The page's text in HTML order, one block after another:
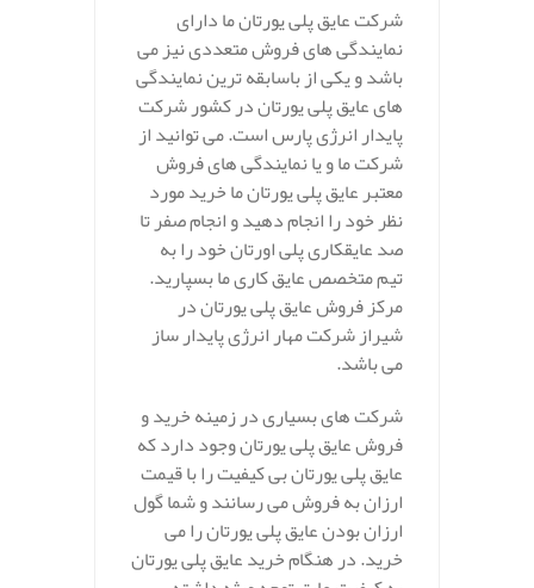
شرکت عایق پلی یورتان ما دارای
نمایندگی های فروش متعددی نیز می
باشد و یکی از باسابقه ترین نمایندگی
های عایق پلی یورتان در کشور شرکت
پایدار انرژی پارس است. می توانید از
شرکت ما و یا نمایندگی های فروش
معتبر عایق پلی یورتان ما خرید مورد
نظر خود را انجام دهید و انجام صفر تا
صد عایقکاری پلی اورتان خود را به
تیم متخصص عایق کاری ما بسپارید.
مرکز فروش عایق پلی یورتان در
شیراز شرکت مهار انرژی پایدار ساز
می باشد.
شرکت های بسیاری در زمینه خرید و
فروش عایق پلی یورتان وجود دارد که
عایق پلی یورتان بی کیفیت را با قیمت
ارزان به فروش می رسانند و شما گول
ارزان بودن عایق پلی یورتان را می
خرید. در هنگام خرید عایق پلی یورتان